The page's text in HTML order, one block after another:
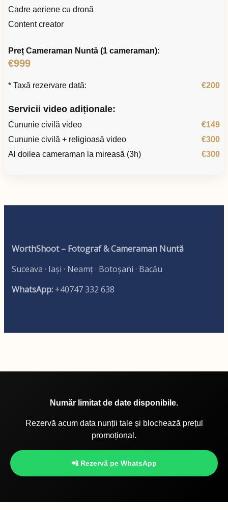
Cadre aeriene cu dronă
Content creator
Preț Cameraman Nuntă (1 cameraman):
€999
* Taxă rezervare dată: €200
Servicii video adiționale:
Cununie civilă video
€149
Cununie civilă + religioasă video
€300
Al doilea cameraman la mireasă (3h)
€300
WorthShoot – Fotograf & Cameraman Nuntă
Suceava · Iași · Neamț · Botoșani · Bacău
WhatsApp: +40747 332 638
Număr limitat de date disponibile.
Rezervă acum data nunții tale și blochează prețul
promoțional.
📲 Rezervă pe WhatsApp